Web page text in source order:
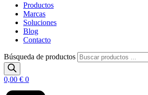
Productos
Marcas
Soluciones
Blog
Contacto
Búsqueda de productos
0,00 € 0